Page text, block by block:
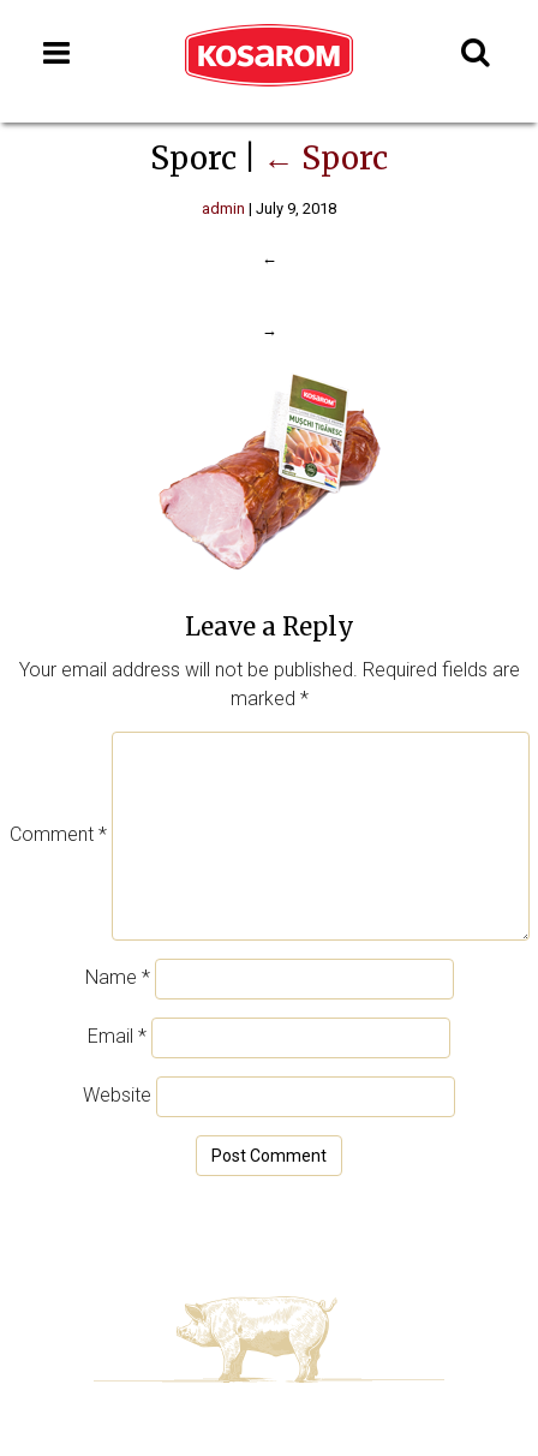
Sporc ← Sporc
admin | July 9, 2018
←
→
Leave a Reply
Your email address will not be published. Required fields are
marked *
Comment *
Name *
Email *
Website